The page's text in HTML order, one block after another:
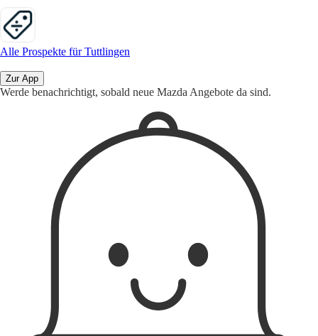
Alle Prospekte für Tuttlingen
Zur App
Werde benachrichtigt, sobald neue Mazda Angebote da sind.